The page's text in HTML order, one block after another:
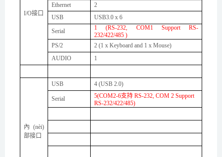
I/O接口
Ethernet
2
USB
USB3.0 x6
Serial
1 (RS-232, COM1 Support RS-
232/422/485 )
PS/2
2 (1 x Keyboard and 1 x Mouse)
AUDIO
1
內(nèi)
部接口
USB 4 (USB 2.0)
Serial 5(COM2-6支持 RS-232, COM2 Support
RS-232/422/485)